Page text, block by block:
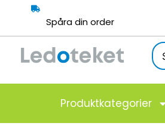
innehåll
Spåra din order
...
Produktkategorier